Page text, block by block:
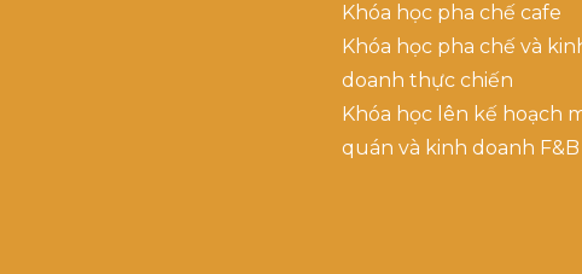
Khóa học pha chế cafe
Khóa học pha chế và
doanh thực chiến
Khóa học lên kế hoạch
quán và kinh doanh F&B